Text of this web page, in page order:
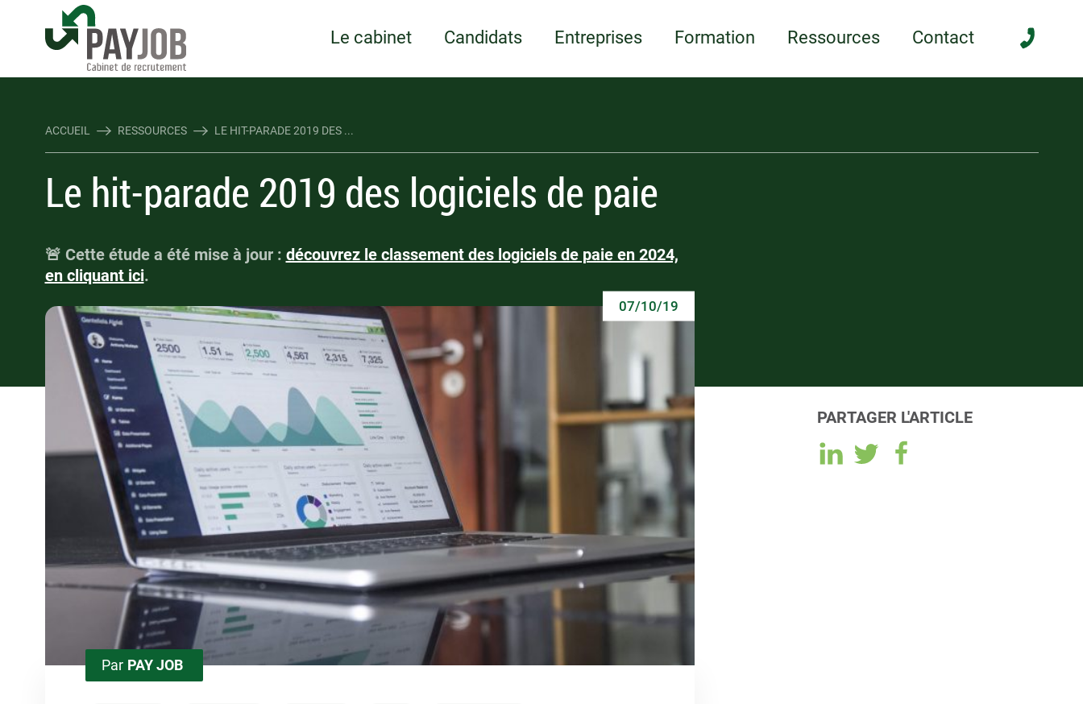
Le cabinet Candidats Entreprises Formation Ressources Contact
ACCUEIL RESSOURCES LE HIT-PARADE 2019 DES ...
Le hit-parade 2019 des logiciels de paie
🚨 Cette étude a été mise à jour : découvrez le classement des logiciels de paie en 2024,
en cliquant ici.
07/10/19
Par PAY JOB
PARTAGER L'ARTICLE